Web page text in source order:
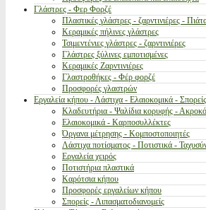
Γλάστρες - Φερ Φορζέ
Πλαστικές γλάστρες - ζαρντινιέρες -
Κεραμικές πήλινες γλάστρες
Τσιμεντένιες γλάστρες - ζαρντινιέρες
Γλάστρες ξύλινες εμποτισμένες
Κεραμικές Ζαρντινιέρες
Γλαστροθήκες - Φέρ φορζέ
Προσφορές γλαστρών
Εργαλεία κήπου - Λάστιχα - Ελαιοκομικά - Σπορείς
Κλαδευτήρια - Ψαλίδια κορυφής -
Ελαιοκομικά - Καρποσυλλέκτες
Όργανα μέτρησης - Κομποστοποιητές
Λάστιχα ποτίσματος - Ποτιστικά -
Εργαλεία χειρός
Ποτιστήρια πλαστικά
Καρότσια κήπου
Προσφορές εργαλείων κήπου
Σπορείς - Λιπασματοδιανομείς